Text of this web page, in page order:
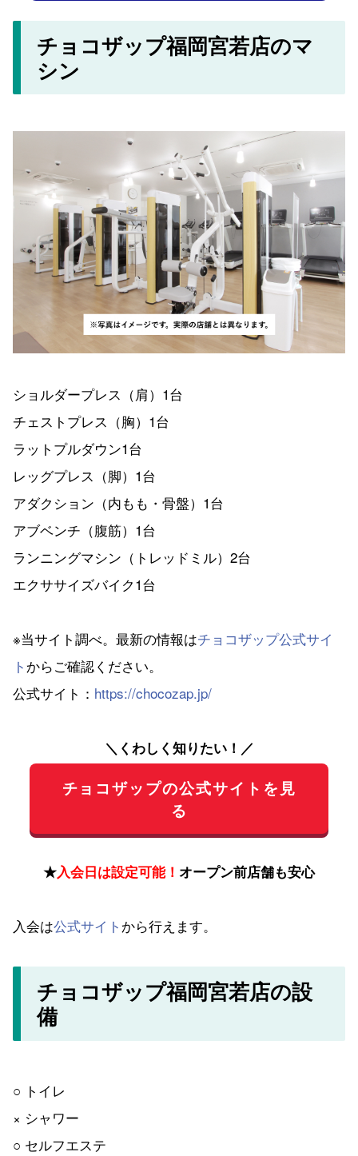
チョコザップ福岡宮若店のマ
シン
ショルダープレス（肩）1台
チェストプレス（胸）1台
ラットプルダウン1台
レッグプレス（脚）1台
アダクション（内もも・骨盤）1台
アブベンチ（腹筋）1台
ランニングマシン（トレッドミル）2台
エクササイズバイク1台
※当サイト調べ。最新の情報はチョコザップ公式サイ
ト からご確認ください。
公式サイト： https://chocozap.jp/
＼くわしく知りたい！／
チョコザップの公式サイトを見
る
★入会日は設定可能！ オープン前店舗も安心
入会は公式サイト から行えます。
チョコザップ福岡宮若店の設
備
○ トイレ
× シャワー
○ セルフエステ